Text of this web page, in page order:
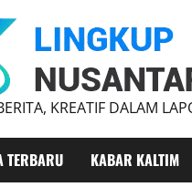
KREATIF DALAM
TERBARU KABAR KALTIM